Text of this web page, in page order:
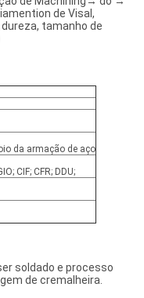
de Visal,
tamanho de
da armação de aço
CIF; CFR; DDU;
soldado e processo
de cremalheira.